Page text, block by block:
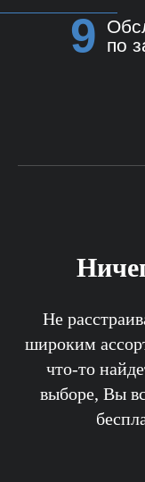
9
по
Не
широким
что-то
выборе, Вы